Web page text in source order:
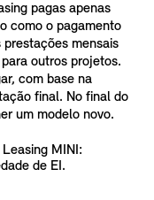
pagas apenas
como o pagamento
mensais
outros projetos.
com base na
final. No final do
um modelo novo.
MINI:
de EI.